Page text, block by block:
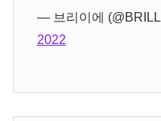
— 브리이에
2022